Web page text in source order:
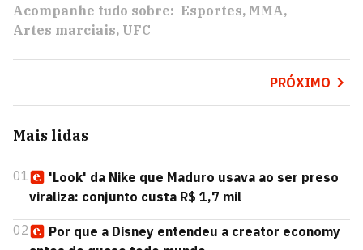
Acompanhe tudo sobre: Esportes MMA
Artes marciais UFC
PRÓXIMO
Mais lidas
01
'Look' da Nike que Maduro usava ao ser preso
viraliza: conjunto custa R$ 1,7 mil
02
Por que a Disney entendeu a creator economy